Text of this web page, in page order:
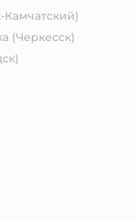
Камчатский)
(Черкесск)